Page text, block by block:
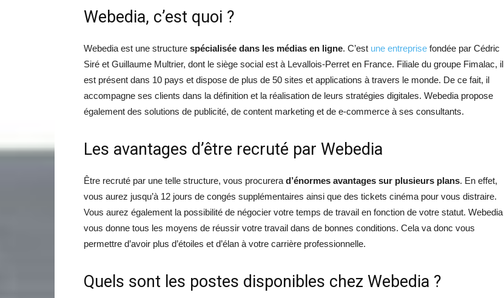
Webedia, c’est quoi ?
Webedia est une structure spécialisée dans les médias en ligne. C’est une entreprise fondée par Cédric
Siré et Guillaume Multrier, dont le siège social est à Levallois-Perret en France. Filiale du groupe Fimalac, il
est présent dans 10 pays et dispose de plus de 50 sites et applications à travers le monde. De ce fait, il
accompagne ses clients dans la définition et la réalisation de leurs stratégies digitales. Webedia propose
également des solutions de publicité, de content marketing et de e-commerce à ses consultants.
Les avantages d’être recruté par Webedia
Être recruté par une telle structure, vous procurera d’énormes avantages sur plusieurs plans. En effet,
vous aurez jusqu’à 12 jours de congés supplémentaires ainsi que des tickets cinéma pour vous distraire.
Vous aurez également la possibilité de négocier votre temps de travail en fonction de votre statut. Webedia
vous donne tous les moyens de réussir votre travail dans de bonnes conditions. Cela va donc vous
permettre d’avoir plus d’étoiles et d’élan à votre carrière professionnelle.
Quels sont les postes disponibles chez Webedia ?